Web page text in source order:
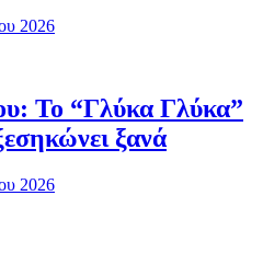
2026
Το “Γλύκα Γλύκα”
ξανά
2026